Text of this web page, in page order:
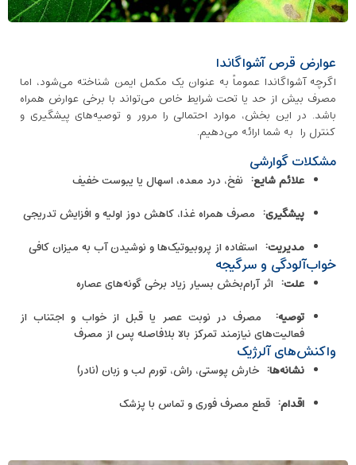
عوارض قرص آشواگاندا
اگرچه آشواگاندا عموماً به ‌عنوان یک مکمل ایمن شناخته می‌شود، اما
مصرف بیش از حد یا تحت شرایط خاص می‌تواند با برخی عوارض همراه
باشد. در این بخش، موارد احتمالی را مرور و توصیه‌های پیشگیری و
کنترل را به شما ارائه می‌دهیم.
مشکلات گوارشی
علائم شایع: نفخ، درد معده، اسهال یا یبوست خفیف
پیشگیری: مصرف همراه غذا، کاهش دوز اولیه و افزایش تدریجی
مدیریت: استفاده از پروبیوتیک‌ها و نوشیدن آب به میزان کافی
خواب‌آلودگی و سرگیجه
علت: اثر آرام‌بخش بسیار زیاد برخی گونه‌های عصاره
توصیه: مصرف در نوبت عصر یا قبل از خواب و اجتناب از
فعالیت‌های نیازمند تمرکز بالا بلافاصله پس از مصرف
واکنش‌های آلرژیک
نشانه‌ها: خارش پوستی، راش، تورم لب و زبان (نادر)
اقدام: قطع مصرف فوری و تماس با پزشک